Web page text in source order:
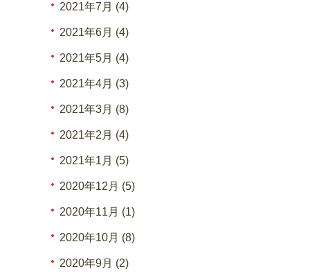
2021年7月 (4)
2021年6月 (4)
2021年5月 (4)
2021年4月 (3)
2021年3月 (8)
2021年2月 (4)
2021年1月 (5)
2020年12月 (5)
2020年11月 (1)
2020年10月 (8)
2020年9月 (2)